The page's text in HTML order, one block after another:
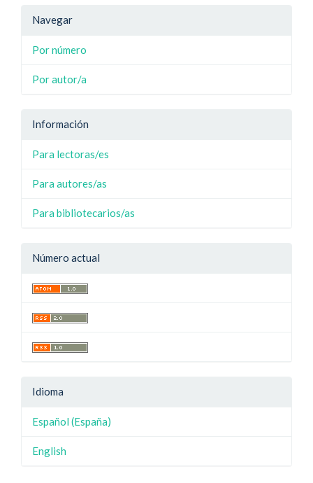
Navegar
Por número
Por autor/a
Información
Para lectoras/es
Para autores/as
Para bibliotecarios/as
Número actual
Idioma
Español (España)
English